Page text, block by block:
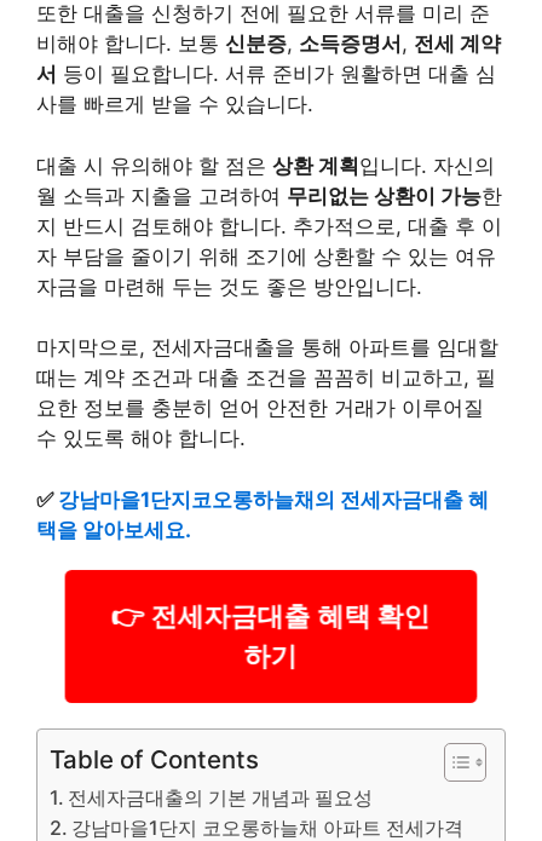
또한 대출을 신청하기 전에 필요한 서류를 미리 준
비해야 합니다. 보통 신분증, 소득증명서 , 전세 계약
서 등이 필요합니다. 서류 준비가 원활하면 대출 심
사를 빠르게 받을 수 있습니다.
대출 시 유의해야 할 점은 상환 계획입니다. 자신의
월 소득과 지출을 고려하여 무리없는 상환이 가능한
지 반드시 검토해야 합니다. 추가적으로, 대출 후 이
자 부담을 줄이기 위해 조기에 상환할 수 있는 여유
자금을 마련해 두는 것도 좋은 방안입니다.
마지막으로, 전세자금대출을 통해 아파트를 임대할
때는 계약 조건과 대출 조건을 꼼꼼히 비교하고, 필
요한 정보를 충분히 얻어 안전한 거래가 이루어질
수 있도록 해야 합니다.
✅ 강남마을1단지코오롱하늘채의 전세자금대출 혜
택을 알아보세요.
👉 전세자금대출 혜택 확인
하기
Table of Contents
전세자금대출의 기본 개념과 필요성
강남마을1단지 코오롱하늘채 아파트 전세가격